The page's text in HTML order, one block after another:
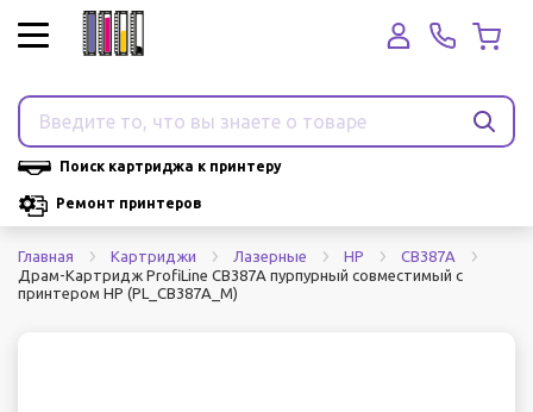
Поиск картриджа к принтеру
Ремонт принтеров
Главная Картриджи Лазерные HP
CB387A
Драм-Картридж ProfiLine CB387A пурпурный совместимый с
принтером HP (PL_CB387A_M)